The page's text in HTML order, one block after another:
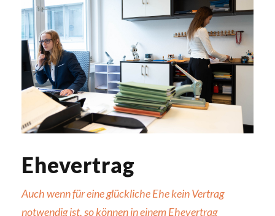
Ehevertrag
Auch wenn für eine glückliche Ehe kein Vertrag
notwendig ist, so können in einem Ehevertrag